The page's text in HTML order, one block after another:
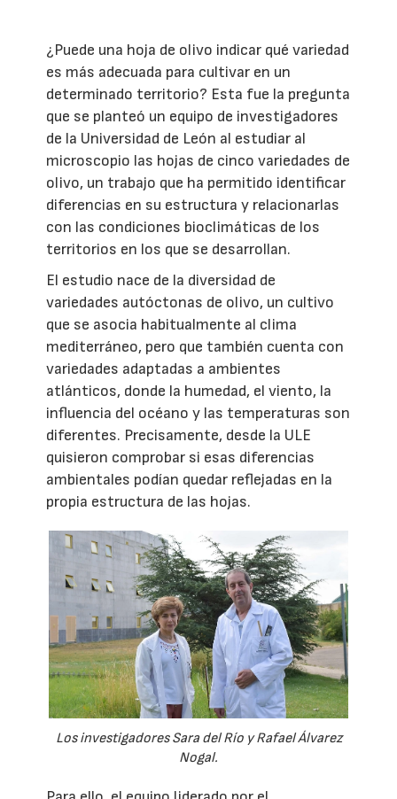
¿Puede una hoja de olivo indicar qué variedad
es más adecuada para cultivar en un
determinado territorio? Esta fue la pregunta
que se planteó un equipo de investigadores
de la Universidad de León al estudiar al
microscopio las hojas de cinco variedades de
olivo, un trabajo que ha permitido identificar
diferencias en su estructura y relacionarlas
con las condiciones bioclimáticas de los
territorios en los que se desarrollan.
El estudio nace de la diversidad de
variedades autóctonas de olivo, un cultivo
que se asocia habitualmente al clima
mediterráneo, pero que también cuenta con
variedades adaptadas a ambientes
atlánticos, donde la humedad, el viento, la
influencia del océano y las temperaturas son
diferentes. Precisamente, desde la ULE
quisieron comprobar si esas diferencias
ambientales podían quedar reflejadas en la
propia estructura de las hojas.
Los investigadores Sara del Río y Rafael Álvarez
Nogal.